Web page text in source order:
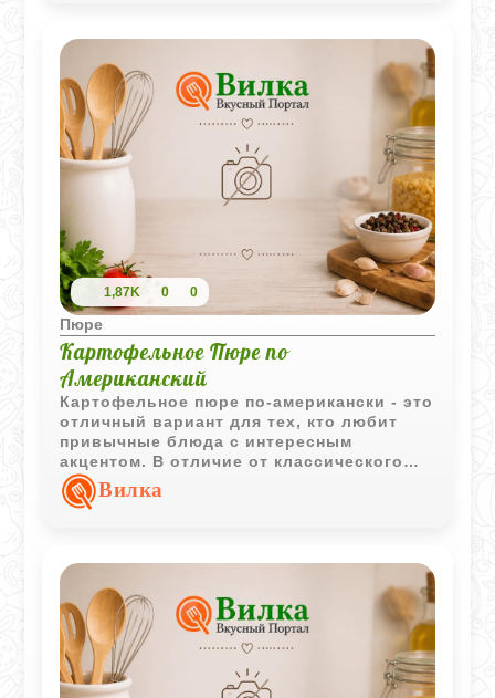
масла текстура получается невероятно
шелковистой и насыщенной. Это
отличный гарнир к запеченной птице или
мясу, когда хочется чего-то более
изысканного, чем стандартная толченка.
1,87K 0 0
Пюре
Картофельное Пюре по
Американский
Картофельное пюре по-американски - это
отличный вариант для тех, кто любит
привычные блюда с интересным
акцентом. В отличие от классического
варианта, здесь картофель не просто
разминается, а доводится до
при запекании аппетитную золотистую
корочку, которая сохраняет нежность и
сочность пюре внутри. Такой гарнир
получается очень сытным и
насыщенным, он идеально дополняет
запеченное мясо или стейки, превращая
обычный ужин в маленькое событие.
Вилка